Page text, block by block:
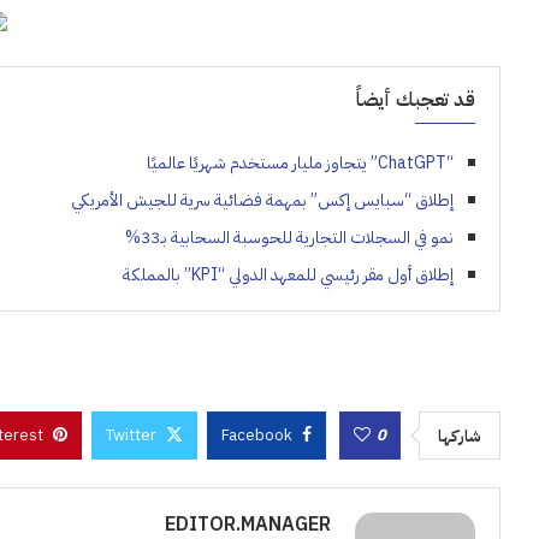
قد تعجبك أيضاً
“ChatGPT” يتجاوز مليار مستخدم شهريًا عالميًا
إطلاق “سبايس إكس” بمهمة فضائية سرية للجيش الأمريكي
نمو في السجلات التجارية للحوسبة السحابية بـ33%
إطلاق أول مقر رئيسي للمعهد الدولي “KPI” بالمملكة
شاركها 0
Facebook
Twitter
EDITOR.MANAGER